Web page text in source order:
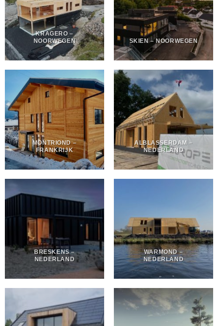
KRAGERO –
NOORWEGEN
SKIEN – NOORWEGEN
MONTRIOND –
FRANKRIJK
ALBLASSERDAM –
NEDERLAND
BRESKENS –
NEDERLAND
WARMOND –
NEDERLAND